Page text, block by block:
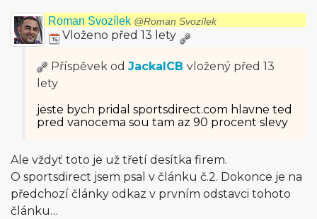
Roman Svozílek @Roman Svozílek
Vloženo před 13 lety
Příspěvek od JackalCB vložený před 13
lety
jeste bych pridal sportsdirect.com hlavne ted
pred vanocema sou tam az 90 procent slevy
Ale vždyť toto je už třetí desítka firem.
O sportsdirect jsem psal v článku č.2. Dokonce je na
předchozí články odkaz v prvním odstavci tohoto
článku…